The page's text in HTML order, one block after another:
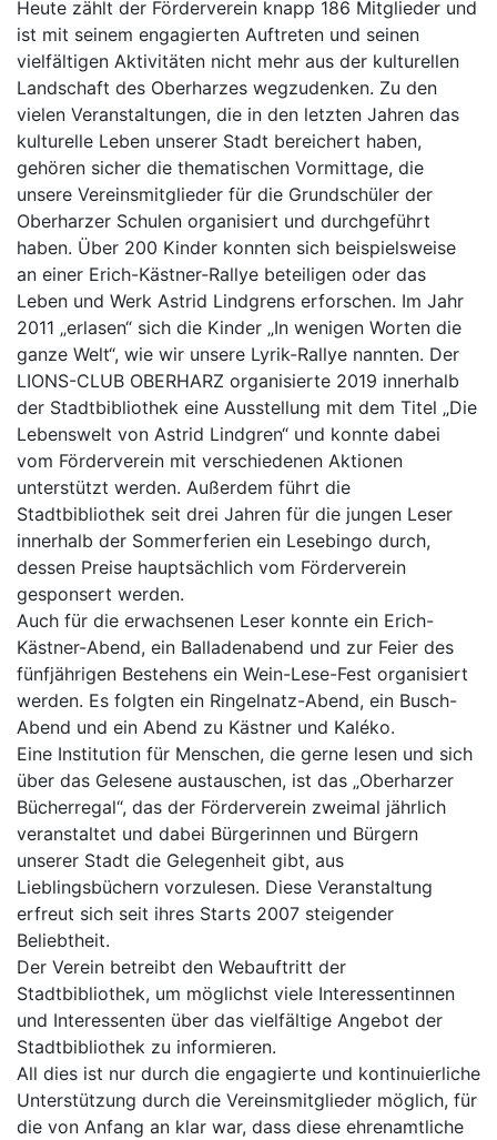
Heute zählt der Förderverein knapp 186 Mitglieder und
ist mit seinem engagierten Auftreten und seinen
vielfältigen Aktivitäten nicht mehr aus der kulturellen
Landschaft des Oberharzes wegzudenken. Zu den
vielen Veranstaltungen, die in den letzten Jahren das
kulturelle Leben unserer Stadt bereichert haben,
gehören sicher die thematischen Vormittage, die
unsere Vereinsmitglieder für die Grundschüler der
Oberharzer Schulen organisiert und durchgeführt
haben. Über 200 Kinder konnten sich beispielsweise
an einer Erich-Kästner-Rallye beteiligen oder das
Leben und Werk Astrid Lindgrens erforschen. Im Jahr
2011 „erlasen“ sich die Kinder „In wenigen Worten die
ganze Welt“, wie wir unsere Lyrik-Rallye nannten. Der
LIONS-CLUB OBERHARZ organisierte 2019 innerhalb
der Stadtbibliothek eine Ausstellung mit dem Titel „Die
Lebenswelt von Astrid Lindgren“ und konnte dabei
vom Förderverein mit verschiedenen Aktionen
unterstützt werden. Außerdem führt die
Stadtbibliothek seit drei Jahren für die jungen Leser
innerhalb der Sommerferien ein Lesebingo durch,
dessen Preise hauptsächlich vom Förderverein
gesponsert werden.
Auch für die erwachsenen Leser konnte ein Erich-
Kästner-Abend, ein Balladenabend und zur Feier des
fünfjährigen Bestehens ein Wein-Lese-Fest organisiert
werden. Es folgten ein Ringelnatz-Abend, ein Busch-
Abend und ein Abend zu Kästner und Kaléko.
Eine Institution für Menschen, die gerne lesen und sich
über das Gelesene austauschen, ist das „Oberharzer
Bücherregal“, das der Förderverein zweimal jährlich
veranstaltet und dabei Bürgerinnen und Bürgern
unserer Stadt die Gelegenheit gibt, aus
Lieblingsbüchern vorzulesen. Diese Veranstaltung
erfreut sich seit ihres Starts 2007 steigender
Beliebtheit.
Der Verein betreibt den Webauftritt der
Stadtbibliothek, um möglichst viele Interessentinnen
und Interessenten über das vielfältige Angebot der
Stadtbibliothek zu informieren.
All dies ist nur durch die engagierte und kontinuierliche
Unterstützung durch die Vereinsmitglieder möglich, für
die von Anfang an klar war, dass diese ehrenamtliche